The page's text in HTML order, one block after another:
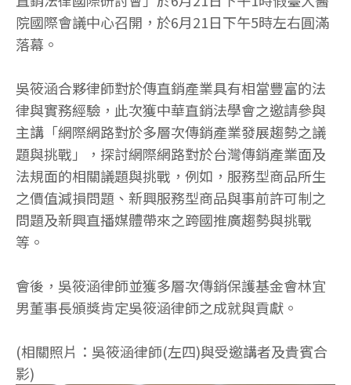
院國際會議中心召開，於6月21日下午5時左右圓滿
落幕。
吳筱涵合夥律師對於傳直銷產業具有相當豐富的法
律與實務經驗，此次獲中華直銷法學會之邀請參與
主講「網際網路對於多層次傳銷產業發展趨勢之議
題與挑戰」，探討網際網路對於台灣傳銷產業面及
法規面的相關議題與挑戰，例如，服務型商品所生
之價值減損問題、新興服務型商品與事前許可制之
問題及新興直播媒體帶來之跨國推廣趨勢與挑戰
等。
會後，吳筱涵律師並獲多層次傳銷保護基金會林宜
男董事長頒獎肯定吳筱涵律師之成就與貢獻。
(相關照片：吳筱涵律師(左四)與受邀講者及貴賓合
影)